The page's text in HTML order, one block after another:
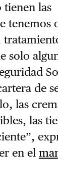
tienen las
tenemos
solo
de
las
las
en el